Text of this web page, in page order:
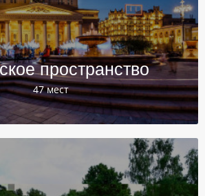
пространство
47 мест